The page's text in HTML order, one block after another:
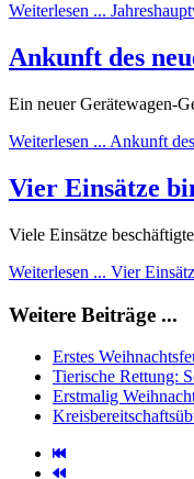
Weiterlesen ...
Ankunft des
Ein neuer Gerätewagen-
Weiterlesen ... Ankunft
Vier Einsätze
Viele Einsätze
Weiterlesen ... Vier
Weitere Beiträge ...
Erstes
Tierische Rettung:
Erstmalig